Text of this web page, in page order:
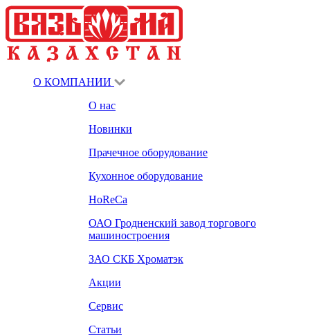
О КОМПАНИИ
О нас
Новинки
Прачечное оборудование
Кухонное оборудование
HoReCa
ОАО Гродненский завод торгового
машиностроения
ЗАО СКБ Хроматэк
Акции
Сервис
Статьи